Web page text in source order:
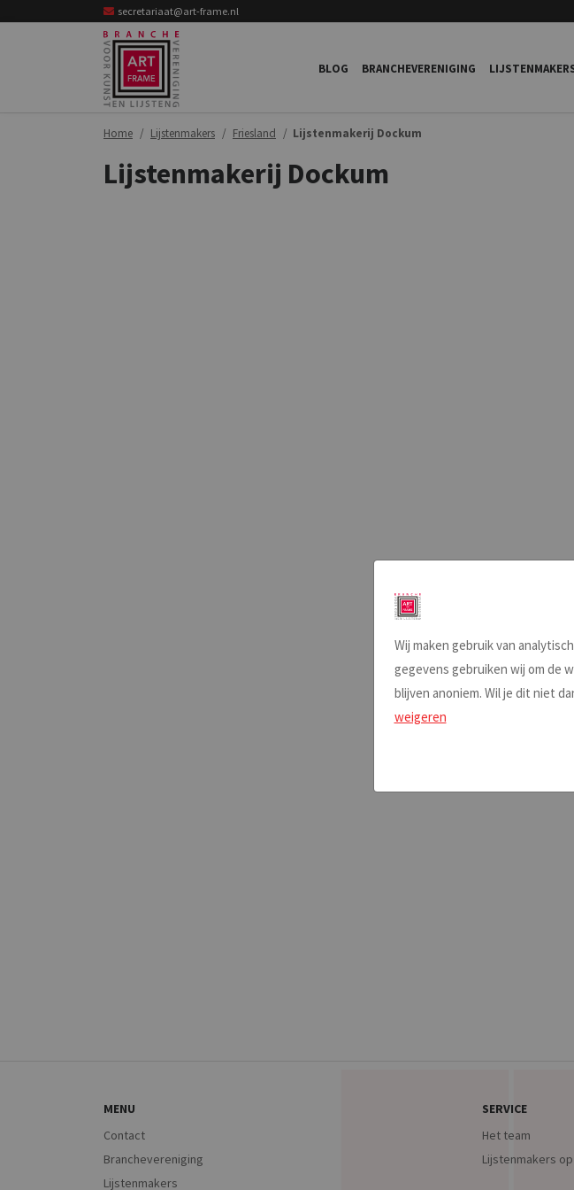
secretariaat@art-frame.nl
BLOG BRANCHEVERENIGING
Home Lijstenmakers Friesland Lijstenmakerij Dockum
Lijstenmakerij Dockum
MENU
Contact
Branchevereniging
Lijstenmakers
SERVICE
Het team
Lijstenmakers
Wij maken gebruik van
gegevens gebruiken wij om de
blijven anoniem. Wil je dit niet
weigeren